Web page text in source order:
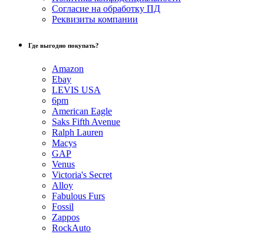
Согласие на обработку ПД
Реквизиты компании
Где выгодно покупать?
Amazon
Ebay
LEVIS USA
6pm
American Eagle
Saks Fifth Avenue
Ralph Lauren
Macys
GAP
Venus
Victoria's Secret
Alloy
Fabulous Furs
Fossil
Zappos
RockAuto